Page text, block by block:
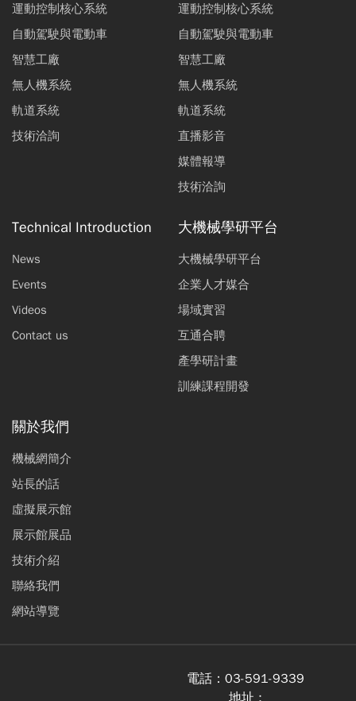
運動控制核心系統
自動駕駛與電動車
智慧工廠
無人機系統
軌道系統
技術洽詢
運動控制核心系統
自動駕駛與電動車
智慧工廠
無人機系統
軌道系統
直播影音
媒體報導
技術洽詢
Technical Introduction
News
Events
Videos
Contact us
大機械學研平台
大機械學研平台
企業人才媒合
場域實習
互通合聘
產學研計畫
訓練課程開發
關於我們
機械網簡介
站長的話
虛擬展示館
展示館展品
技術介紹
聯絡我們
網站導覽
電話： 03-591-9339
地址 :